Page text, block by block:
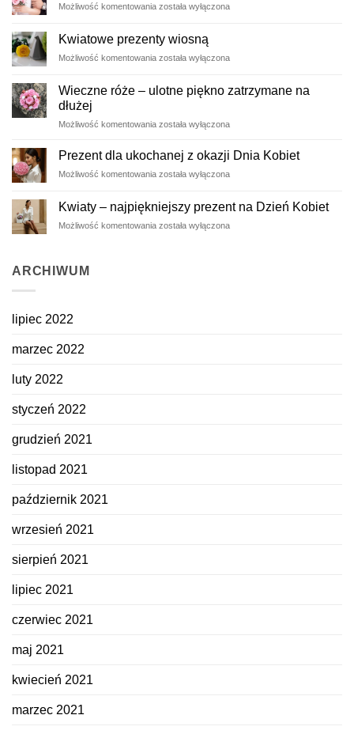
Możliwość komentowania Kwiaty
została wyłączona
Kwiatowe prezenty wiosną
Możliwość komentowania Kwiatowe
została wyłączona
Wieczne róże – ulotne piękno zatrzymane na
dłużej
Możliwość komentowania Wieczne
ulotne
piękno
na
została wyłączona
Prezent dla ukochanej z okazji Dnia Kobiet
Możliwość komentowania Prezent
ukochanej
z
okazji
została wyłączona
Kwiaty – najpiękniejszy prezent na Dzień Kobiet
Możliwość komentowania Kwiaty
została wyłączona
ARCHIWUM
lipiec 2022
marzec 2022
luty 2022
styczeń 2022
grudzień 2021
listopad 2021
październik 2021
wrzesień 2021
sierpień 2021
lipiec 2021
czerwiec 2021
maj 2021
kwiecień 2021
marzec 2021